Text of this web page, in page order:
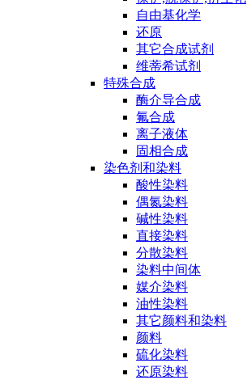
自由基化学
还原
其它合成试剂
维蒂希试剂
特殊合成
酶介导合成
氟合成
离子液体
固相合成
染色剂和染料
酸性染料
偶氮染料
碱性染料
直接染料
分散染料
染料中间体
媒介染料
油性染料
其它颜料和染料
颜料
硫化染料
还原染料